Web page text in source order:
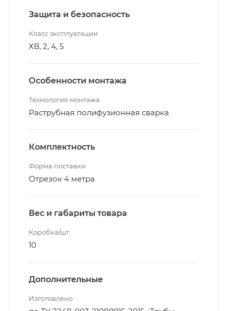
Защита и безопасность
Класс эксплуатации
ХВ, 2, 4, 5
Особенности монтажа
Технология монтажа
Раструбная полифузионная сварка
Комплектность
Форма поставки
Отрезок 4 метра
Вес и габариты товара
Коробка/шт
10
Дополнительные
Изготовлено